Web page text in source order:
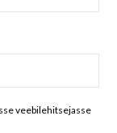
veebilehitsejasse